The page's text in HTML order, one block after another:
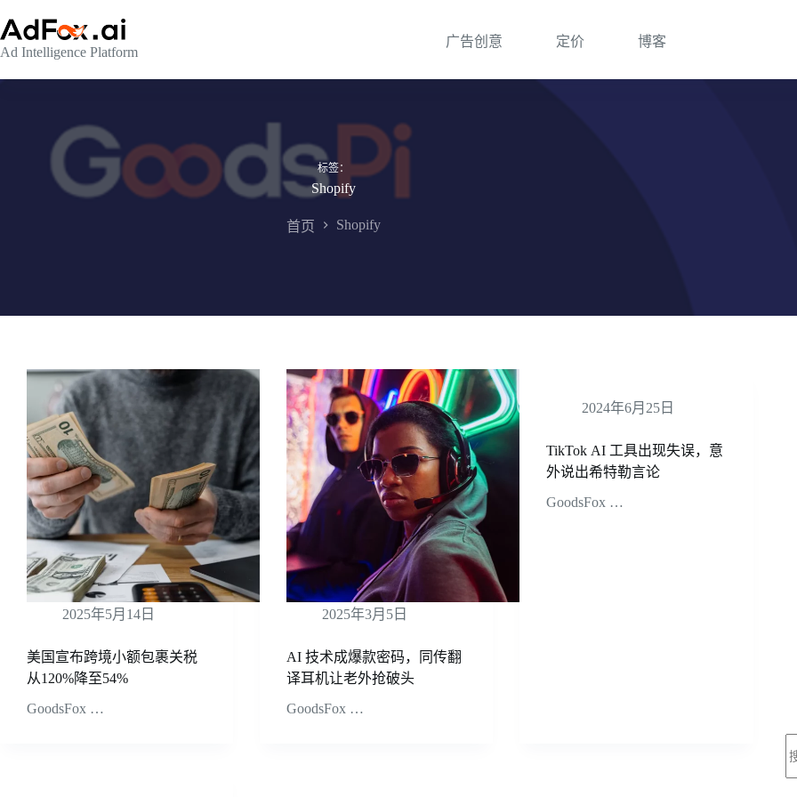
至
内
Ad Intelligence Platform
广告创意 定价 博客
标签：
Shopify
首页 Shopify
2025年5月14日
美国宣布跨境小额包裹关税
从120%降至54%
GoodsFox …
2025年3月5日
AI 技术成爆款密码，同传翻
译耳机让老外抢破头
GoodsFox …
2024年6月25日
TikTok AI 工具出现失误，意
外说出希特勒言论
GoodsFox …